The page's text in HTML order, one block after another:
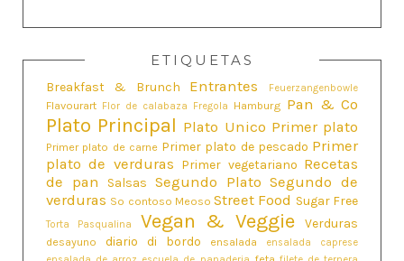
ETIQUETAS
Breakfast & Brunch Entrantes Feuerzangenbowle
Flavourart Flor de calabaza Fregola Hamburg Pan & Co
Plato Principal Plato Unico Primer plato
Primer plato de carne Primer plato de pescado Primer
plato de verduras Primer vegetariano Recetas
de pan
Salsas Segundo Plato Segundo de
verduras So contoso Meoso Street Food Sugar Free
Torta Pasqualina Vegan & Veggie Verduras
desayuno diario di bordo ensalada
ensalada caprese